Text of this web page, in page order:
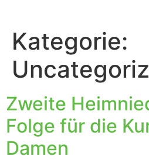
Kategorie:
Zweite
Folge für die
Damen